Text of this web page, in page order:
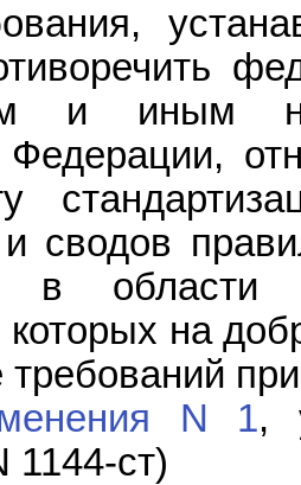
и иным
Федерации,
и сводов
в области
на
N 1,
1144-ст)